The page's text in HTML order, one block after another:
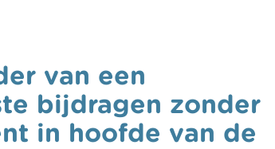
van een
bijdragen zonder
in hoofde van de